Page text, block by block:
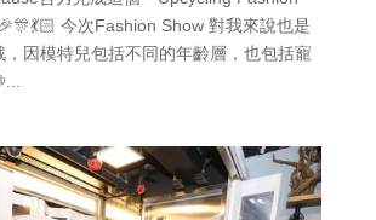
今次Fashion Show 對我來說也是
，因模特兒包括不同的年齡層，也包括寵